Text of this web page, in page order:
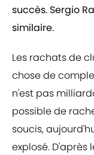
succès. Sergio
similaire.
Les rachats de
chose de
n'est pas
possible de
soucis,
explosé.